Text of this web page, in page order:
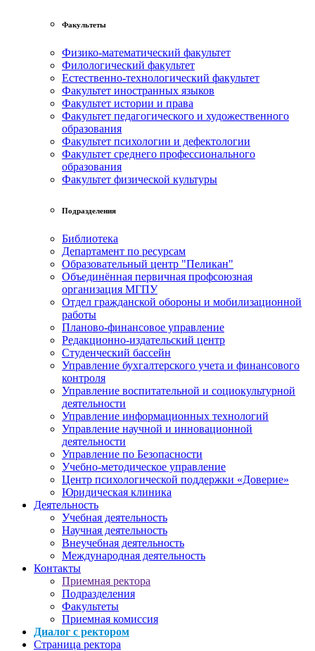
Факультеты
Физико-математический факультет
Филологический факультет
Естественно-технологический факультет
Факультет иностранных языков
Факультет истории и права
Факультет педагогического и художественного
образования
Факультет психологии и дефектологии
Факультет среднего профессионального
образования
Факультет физической культуры
Подразделения
Библиотека
Департамент по ресурсам
Образовательный центр "Пеликан"
Объединённая первичная профсоюзная
организация МГПУ
Отдел гражданской обороны и мобилизационной
работы
Планово-финансовое управление
Редакционно-издательский центр
Студенческий бассейн
Управление бухгалтерского учета и финансового
контроля
Управление воспитательной и социокультурной
деятельности
Управление информационных технологий
Управление научной и инновационной
деятельности
Управление по Безопасности
Учебно-методическое управление
Центр психологической поддержки «Доверие»
Юридическая клиника
Деятельность
Учебная деятельность
Научная деятельность
Внеучебная деятельность
Международная деятельность
Контакты
Приемная ректора
Подразделения
Факультеты
Приемная комиссия
Диалог с ректором
Страница ректора